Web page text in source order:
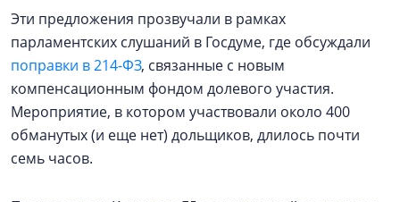
Эти предложения прозвучали в рамках
парламентских слушаний в Госдуме, где обсуждали
поправки в 214-ФЗ, связанные с новым
компенсационным фондом долевого участия.
Мероприятие, в котором участвовали около 400
обманутых (и еще нет) дольщиков, длилось почти
семь часов.